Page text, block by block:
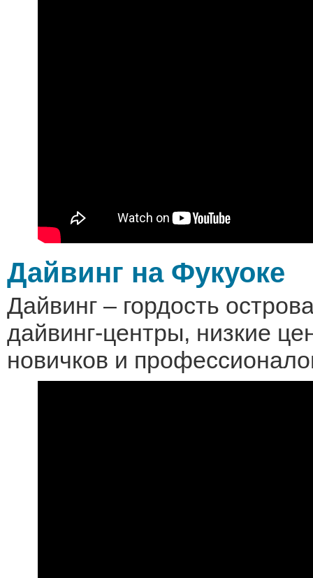
Дайвинг на Фукуоке
Дайвинг – гордость
дайвинг-центры, низкие
новичков и